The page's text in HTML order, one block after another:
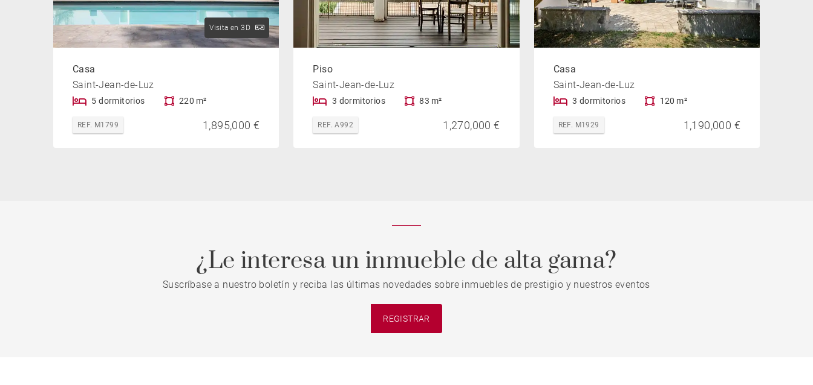
Visita en 3D
Casa
Saint-Jean-de-Luz
5 dormitorios 220 m²
REF. M1799 1,895,000 €
Piso
Saint-Jean-de-Luz
3 dormitorios 83 m²
REF. A992 1,270,000 €
Casa
Saint-Jean-de-Luz
3 dormitorios 120 m²
REF. M1929 1,190,000 €
¿Le interesa un inmueble de alta gama?
Suscríbase a nuestro boletín y reciba las últimas novedades sobre inmuebles de prestigio y nuestros eventos
REGISTRAR